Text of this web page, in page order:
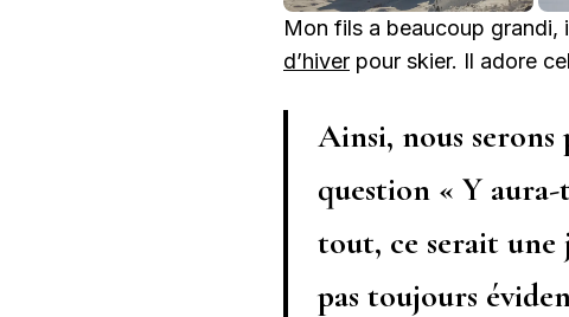
Mon fils a beaucoup grandi,
d’hiver pour skier. Il adore
Ainsi, nous serons
question « Y
tout, ce serait
pas toujours